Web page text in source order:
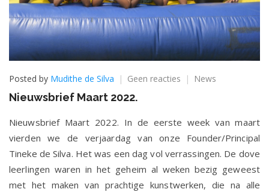
Posted by Mudithe de Silva Geen reacties op
News
Nieuwsbrief Maart 2022.
Nieuwsbrief Maart 2022. In de eerste week van maart
vierden we de verjaardag van onze Founder/Principal
Tineke de Silva. Het was een dag vol verrassingen. De dove
leerlingen waren in het geheim al weken bezig geweest
met het maken van prachtige kunstwerken, die na alle